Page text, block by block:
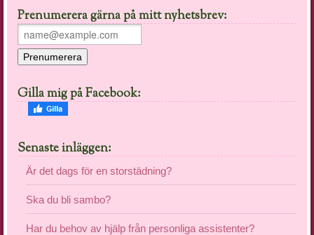
Prenumerera gärna på mitt nyhetsbrev:
Gilla mig på Facebook:
Senaste inläggen:
Är det dags för en storstädning?
Ska du bli sambo?
Har du behov av hjälp från personliga assistenter?